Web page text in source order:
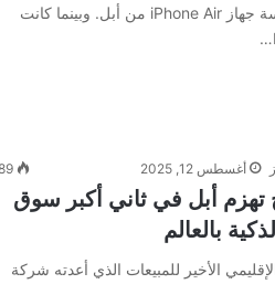
النحافة لمنافسة جهاز iPhone Air من أبل. وبينما كانت
أغسطس 12, 2025
أبل في ثاني أكبر سوق
بالعالم
الأخير للمبيعات الذي أعدته شركة